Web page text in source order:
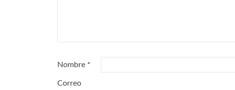
Nombre *
Correo